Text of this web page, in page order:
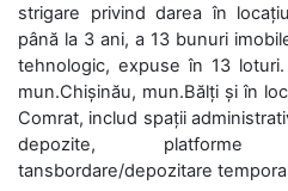
strigare privind darea în
până la 3 ani, a 13 bunuri
tehnologic, expuse în 13
mun.Chișinău, mun.Bălți și în
Comrat, includ spații
depozite,
tansbordare/depozitare